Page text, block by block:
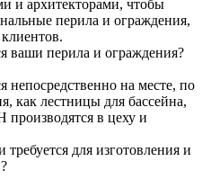
и архитекторами, чтобы
перила и ограждения,
ваши перила и ограждения?
непосредственно на месте, по
как лестницы для бассейна,
в цеху и
требуется для изготовления и